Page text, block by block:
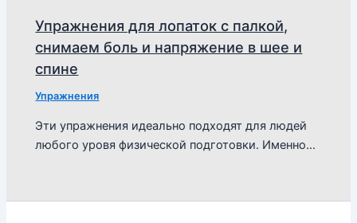
Упражнения для лопаток с палкой,
снимаем боль и напряжение в шее и
спине
Упражнения
Эти упражнения идеально подходят для людей
любого уровя физической подготовки. Именно…